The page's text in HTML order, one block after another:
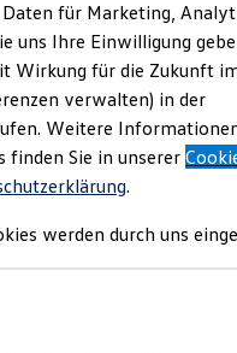
Gebrauchtwagen
für Marketing,
uns Ihre Einwilligung
Wirkung für die Zukunft
verwalten) in der
Weitere
finden Sie in unserer
.
werden durch uns